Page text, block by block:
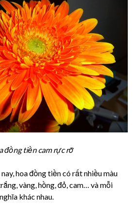
đồng tiền cam rực rỡ
hoa đồng tiền có rất nhiều màu
vàng, hồng, đỏ, cam… và mỗi
khác nhau.